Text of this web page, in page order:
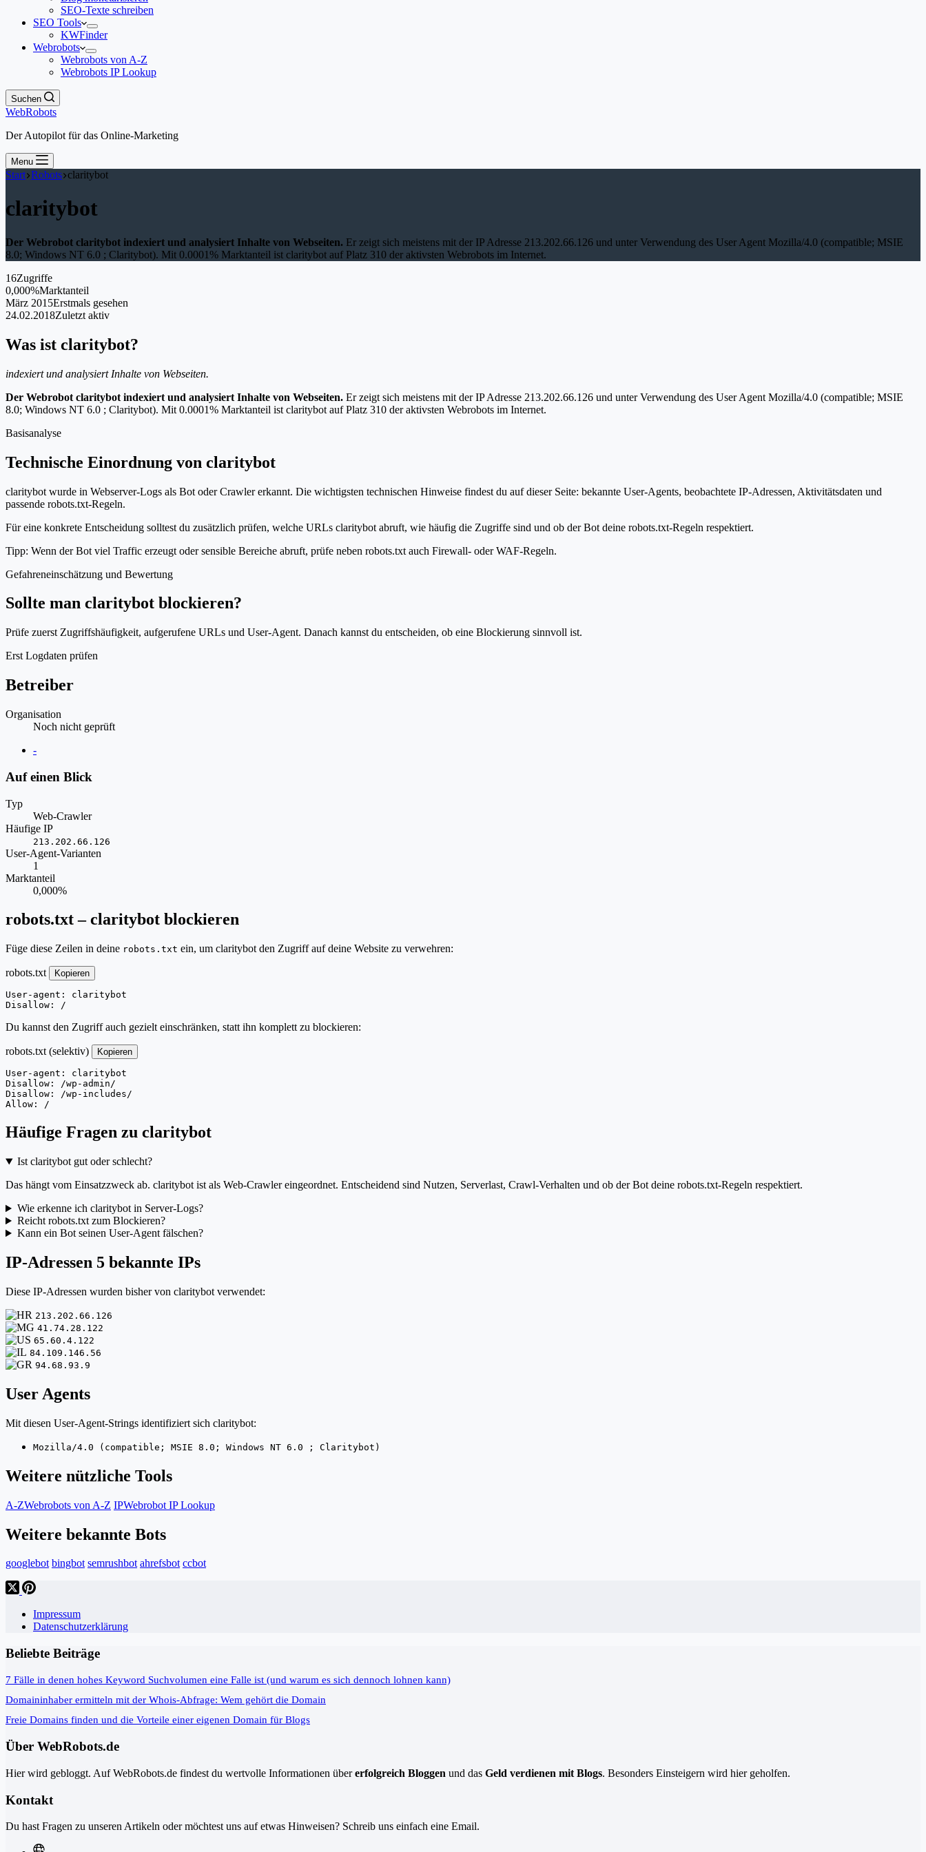
SEO-Texte schreiben
SEO Tools
KWFinder
Webrobots
Webrobots von A-Z
Webrobots IP Lookup
Suchen
WebRobots
Der Autopilot für das Online-Marketing
Menu
Start Robots claritybot
claritybot
Der Webrobot claritybot indexiert und analysiert Inhalte von Webseiten. Er zeigt sich meistens mit der IP Adresse 213.202.66.126 und unter Verwendung des User Agent Mozilla/4.0 (compatible; MSIE
8.0; Windows NT 6.0 ; Claritybot). Mit 0.0001% Marktanteil ist claritybot auf Platz 310 der aktivsten Webrobots im Internet.
16Zugriffe
0,000%Marktanteil
März 2015Erstmals gesehen
24.02.2018Zuletzt aktiv
Was ist claritybot?
indexiert und analysiert Inhalte von Webseiten.
Der Webrobot claritybot indexiert und analysiert Inhalte von Webseiten. Er zeigt sich meistens mit der IP Adresse 213.202.66.126 und unter Verwendung des User Agent Mozilla/4.0 (compatible; MSIE
8.0; Windows NT 6.0 ; Claritybot). Mit 0.0001% Marktanteil ist claritybot auf Platz 310 der aktivsten Webrobots im Internet.
Basisanalyse
Technische Einordnung von claritybot
claritybot wurde in Webserver-Logs als Bot oder Crawler erkannt. Die wichtigsten technischen Hinweise findest du auf dieser Seite: bekannte User-Agents, beobachtete IP-Adressen, Aktivitätsdaten und
passende robots.txt-Regeln.
Für eine konkrete Entscheidung solltest du zusätzlich prüfen, welche URLs claritybot abruft, wie häufig die Zugriffe sind und ob der Bot deine robots.txt-Regeln respektiert.
Tipp: Wenn der Bot viel Traffic erzeugt oder sensible Bereiche abruft, prüfe neben robots.txt auch Firewall- oder WAF-Regeln.
Gefahreneinschätzung und Bewertung
Sollte man claritybot blockieren?
Prüfe zuerst Zugriffshäufigkeit, aufgerufene URLs und User-Agent. Danach kannst du entscheiden, ob eine Blockierung sinnvoll ist.
Erst Logdaten prüfen
Betreiber
Organisation
Noch nicht geprüft
Website
-
Auf einen Blick
Typ
Web-Crawler
Häufige IP
213.202.66.126
User-Agent-Varianten
1
Marktanteil
0,000%
robots.txt – claritybot blockieren
Füge diese Zeilen in deine robots.txt ein, um claritybot den Zugriff auf deine Website zu verwehren:
robots.txt Kopieren
User-agent: claritybot
Disallow: /
Du kannst den Zugriff auch gezielt einschränken, statt ihn komplett zu blockieren:
robots.txt (selektiv) Kopieren
User-agent: claritybot
Disallow: /wp-admin/
Disallow: /wp-includes/
Allow: /
Häufige Fragen zu claritybot
Ist claritybot gut oder schlecht?
Das hängt vom Einsatzzweck ab. claritybot ist als Web-Crawler eingeordnet. Entscheidend sind Nutzen, Serverlast, Crawl-Verhalten und ob der Bot deine robots.txt-Regeln respektiert.
Wie erkenne ich claritybot in Server-Logs?
Reicht robots.txt zum Blockieren?
Kann ein Bot seinen User-Agent fälschen?
IP-Adressen 5 bekannte IPs
Diese IP-Adressen wurden bisher von claritybot verwendet:
213.202.66.126
41.74.28.122
65.60.4.122
84.109.146.56
94.68.93.9
User Agents
Mit diesen User-Agent-Strings identifiziert sich claritybot:
Mozilla/4.0 (compatible; MSIE 8.0; Windows NT 6.0 ; Claritybot)
Weitere nützliche Tools
A-ZWebrobots von A-Z IPWebrobot IP Lookup
Weitere bekannte Bots
googlebot bingbot semrushbot ahrefsbot ccbot
Impressum
Datenschutzerklärung
Beliebte Beiträge
7 Fälle in denen hohes Keyword Suchvolumen eine Falle ist (und warum es sich dennoch lohnen kann)
Domaininhaber ermitteln mit der Whois-Abfrage: Wem gehört die Domain
Freie Domains finden und die Vorteile einer eigenen Domain für Blogs
Über WebRobots.de
Hier wird gebloggt. Auf WebRobots.de findest du wertvolle Informationen übererfolgreich Bloggen und das Geld verdienen mit Blogs. Besonders Einsteigern wird hier geholfen.
Kontakt
Du hast Fragen zu unseren Artikeln oder möchtest uns auf etwas Hinweisen? Schreib uns einfach eine Email.